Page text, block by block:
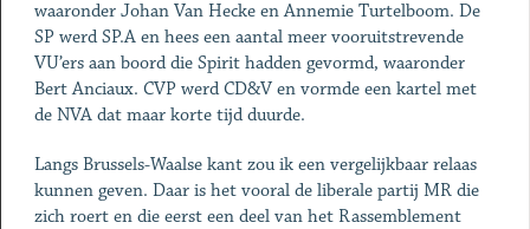
waaronder Johan Van Hecke en Annemie Turtelboom. De
SP werd SP.A en hees een aantal meer vooruitstrevende
VU’ers aan boord die Spirit hadden gevormd, waaronder
Bert Anciaux. CVP werd CD&V en vormde een kartel met
de NVA dat maar korte tijd duurde.
Langs Brussels-Waalse kant zou ik een vergelijkbaar relaas
kunnen geven. Daar is het vooral de liberale partij MR die
zich roert en die eerst een deel van het Rassemblement